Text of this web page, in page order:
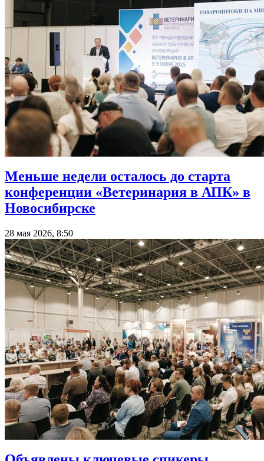
Меньше недели осталось до старта
конференции «Ветеринария в АПК» в
Новосибирске
28 мая 2026, 8:50